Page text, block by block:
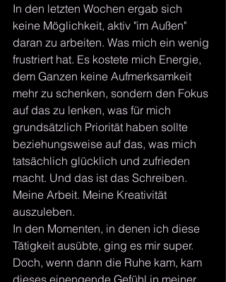
In den letzten Wochen ergab sich
keine Möglichkeit, aktiv "im Außen"
daran zu arbeiten. Was mich ein wenig
frustriert hat. Es kostete mich Energie,
dem Ganzen keine Aufmerksamkeit
mehr zu schenken, sondern den Fokus
auf das zu lenken, was für mich
grundsätzlich Priorität haben sollte
beziehungsweise auf das, was mich
tatsächlich glücklich und zufrieden
macht. Und das ist das Schreiben.
Meine Arbeit. Meine Kreativität
auszuleben.
In den Momenten, in denen ich diese
Tätigkeit ausübte, ging es mir super.
Doch, wenn dann die Ruhe kam, kam